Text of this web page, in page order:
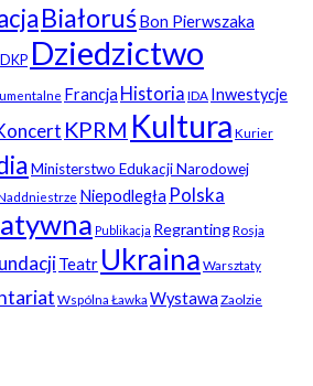
BiałoruśBon Pierwszaka
DKP Dziedzictwo
Francja Historia IDA Inwestycje
KPRM Kultura Kurier
Ministerstwo Edukacji Narodowej
Niepodległa Polska
Publikacja RegrantingRosja
Teatr Ukraina Warsztaty
Wspólna Ławka Wystawa Zaolzie